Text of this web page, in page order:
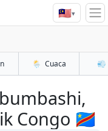
🇲🇾▾
🌦️ Cuaca 💨
Congo 🇨🇩